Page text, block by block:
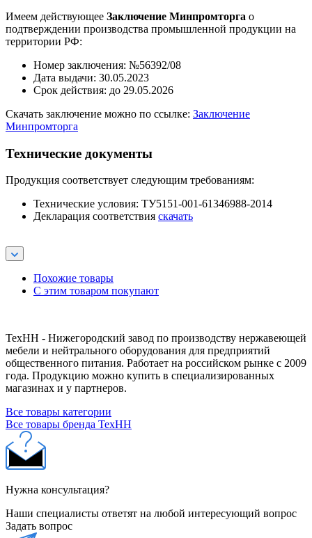
Имеем действующее Заключение Минпромторга о
подтверждении производства промышленной продукции на
территории РФ:
Номер заключения: №56392/08
Дата выдачи: 30.05.2023
Срок действия: до 29.05.2026
Скачать заключение можно по ссылке: Заключение
Минпромторга
Технические документы
Продукция соответствует следующим требованиям:
Технические условия: ТУ5151-001-61346988-2014
Декларация соответствия скачать
Похожие товары
С этим товаром покупают
ТехНН - Нижегородский завод по производству нержавеющей
мебели и нейтрального оборудования для предприятий
общественного питания. Работает на российском рынке с 2009
года. Продукцию можно купить в специализированных
магазинах и у партнеров.
Все товары категории
Все товары бренда ТехНН
Нужна консультация?
Наши специалисты ответят на любой интересующий вопрос
Задать вопрос